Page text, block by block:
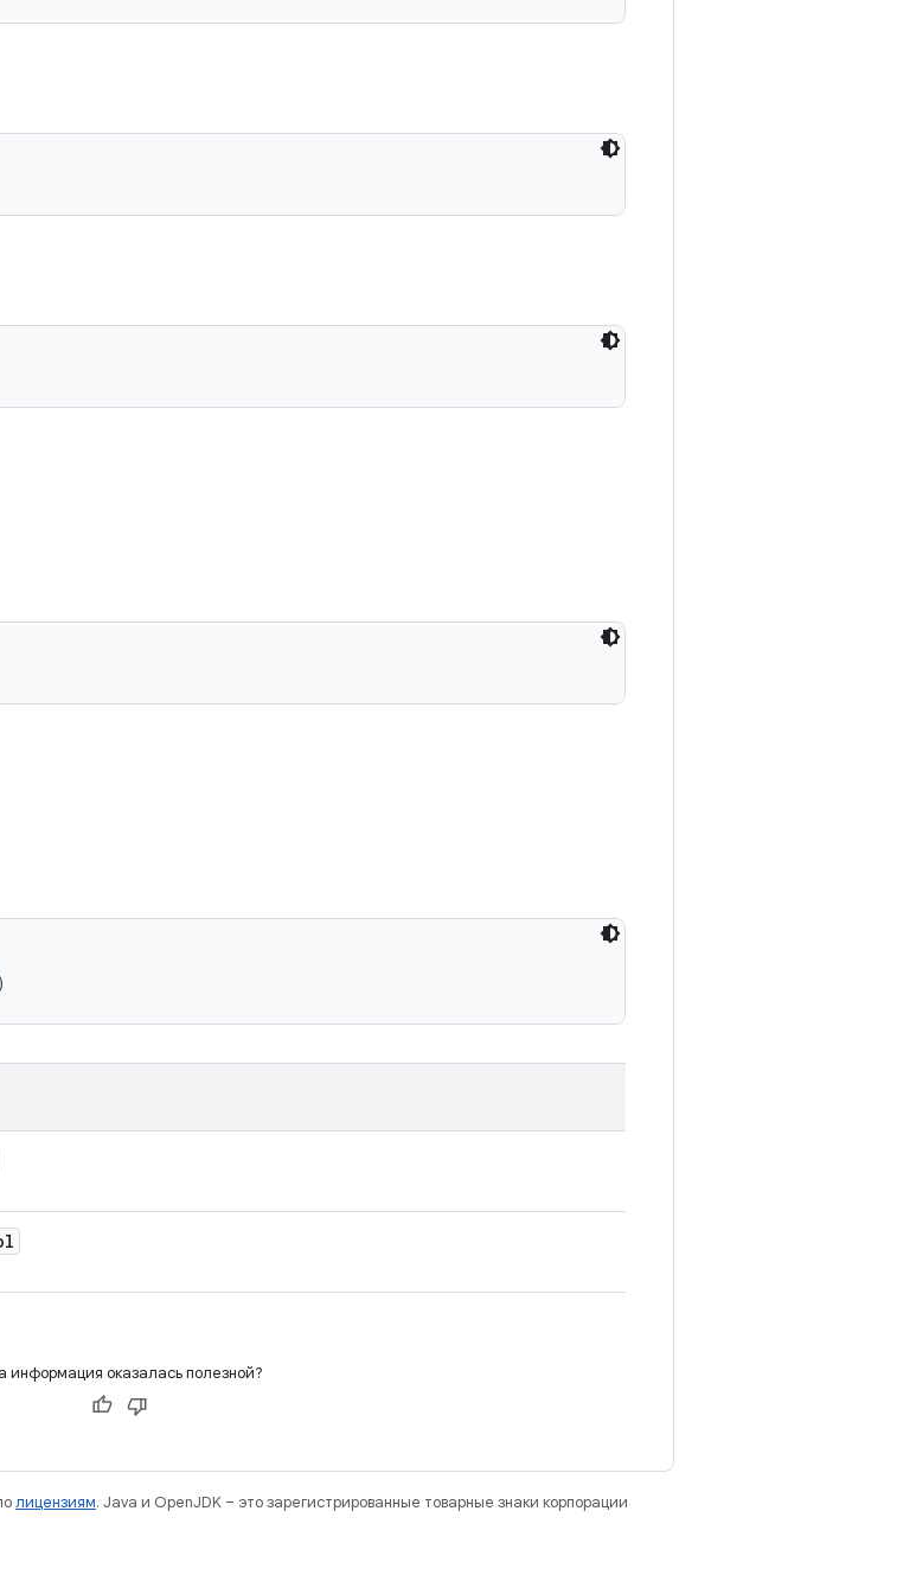
информация оказалась полезной?
лицензиям. Java и OpenJDK – это зарегистрированные товарные знаки корпорации